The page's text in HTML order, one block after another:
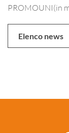
PROMOUNI(in
Elenco news